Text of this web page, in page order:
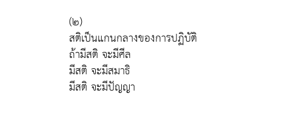
(๒)
สติเป็นแกนกลางของการปฏิบัติ
ถ้ามีสติ จะมีศีล
มีสติ จะมีสมาธิ
มีสติ จะมีปัญญา